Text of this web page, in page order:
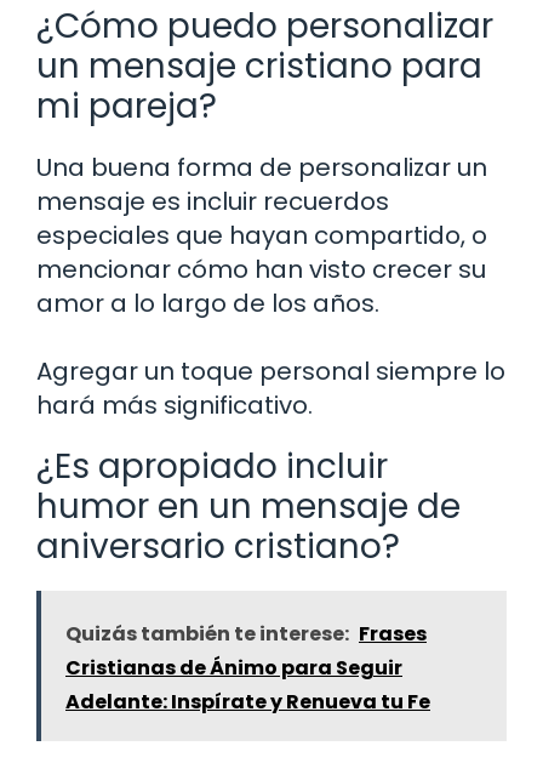
¿Cómo puedo personalizar
un mensaje cristiano para
mi pareja?
Una buena forma de personalizar un
mensaje es incluir recuerdos
especiales que hayan compartido, o
mencionar cómo han visto crecer su
amor a lo largo de los años.
Agregar un toque personal siempre lo
hará más significativo.
¿Es apropiado incluir
humor en un mensaje de
aniversario cristiano?
Quizás también te interese: Frases
Cristianas de Ánimo para Seguir
Adelante: Inspírate y Renueva tu Fe